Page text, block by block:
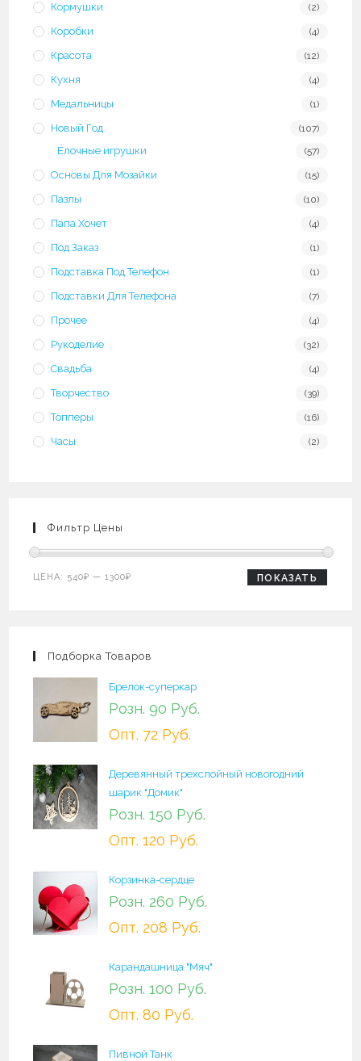
Кормушки (2)
Коробки (4)
Красота (12)
Кухня (4)
Медальницы (1)
Новый Год (107)
Ёлочные игрушки (57)
Основы Для Мозайки (15)
Пазлы (10)
Папа Хочет (4)
Под Заказ (1)
Подставка Под Телефон (1)
Подставки Для Телефона (7)
Прочее (4)
Рукоделие (32)
Свадьба (4)
Творчество (39)
Топперы (16)
Часы (2)
Фильтр Цены
Минимальная
Максимальная
ПОКАЗАТЬ
ЦЕНА: 540₽ —1300₽
Подборка Товаров
Брелок-суперкар
Розн. 90 Руб.
Опт. 72 Руб.
Деревянный трехслойный новогодний
шарик "Домик"
Розн. 150 Руб.
Опт. 120 Руб.
Корзинка-сердце
Розн. 260 Руб.
Опт. 208 Руб.
Карандашница "Мяч"
Розн. 100 Руб.
Опт. 80 Руб.
Пивной Танк